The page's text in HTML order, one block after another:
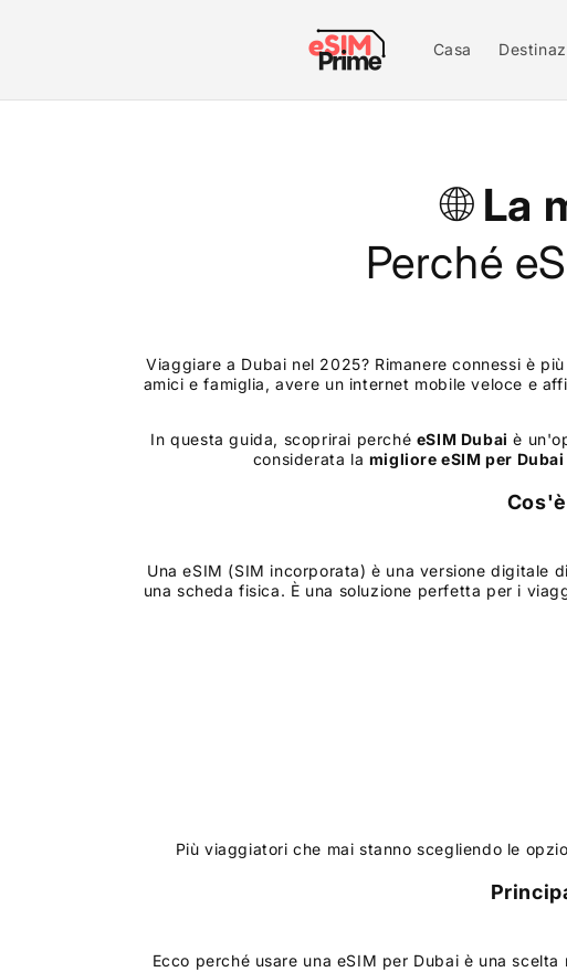
Casa
🌐 La
Perché
Viaggiare a Dubai nel 2025? Rimanere connessi è
amici e famiglia, avere un internet mobile veloce e
In questa guida, scoprirai perché eSIM Dubai è
considerata la migliore eSIM per Dubai
Una eSIM (SIM incorporata) è una versione digitale
una scheda fisica. È una soluzione perfetta per i
Più viaggiatori che mai stanno scegliendo le
Ecco perché usare una eSIM per Dubai è una